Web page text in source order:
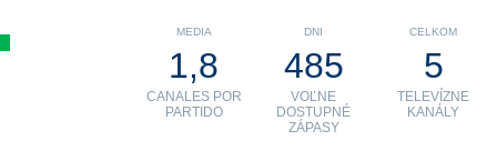
CELKOM
5
TELEVÍZNE
KANÁLY
DNI
485
VOĽNE
DOSTUPNÉ
ZÁPASY
MEDIA
1,8
CANALES POR
PARTIDO